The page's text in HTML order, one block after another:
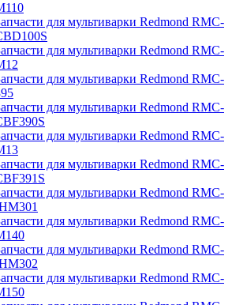
для мультиварки Redmond RMC-
для мультиварки Redmond RMC-
для мультиварки Redmond RMC-
для мультиварки Redmond RMC-
для мультиварки Redmond RMC-
для мультиварки Redmond RMC-
для мультиварки Redmond RMC-
для мультиварки Redmond RMC-
для мультиварки Redmond RMC-
для мультиварки Redmond RMC-